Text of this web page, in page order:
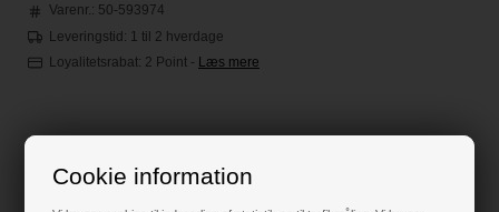
Cookie information
Varenr.: 50-593974
Leveringstid: 1 til 2 hverdage
Loyalitetsrabat: 2 Point - Læs mere
50,00DKK